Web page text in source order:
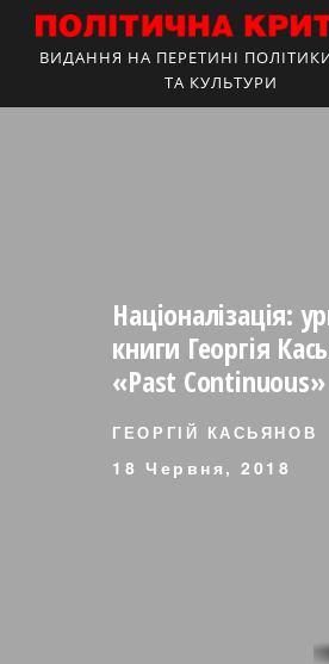
ВИДАННЯ НА ПЕРЕТИНІ
ТА КУЛЬТУРИ
Націоналізація:
книги Георгія
«Past Continuous»
ГЕОРГІЙ КАСЬЯНОВ
18 Червня, 2018